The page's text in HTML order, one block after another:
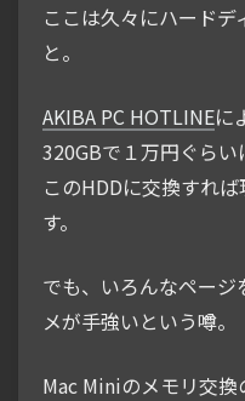
ここは久々にハード
と。
AKIBA PC HOTLINEに
320GBで１万円ぐらい
このHDDに交換すれ
す。
でも、いろんなペー
メが手強いという噂。
Mac Miniのメモリ交